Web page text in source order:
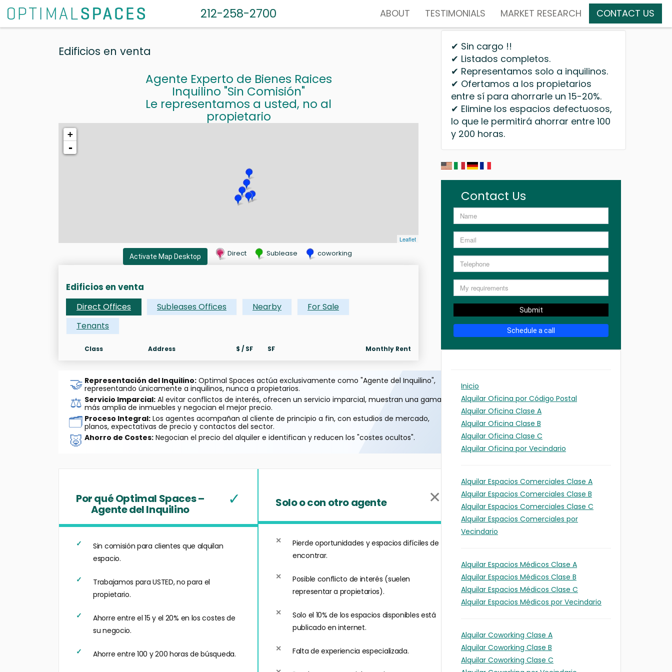
212-258-2700 ABOUT TESTIMONIALS MARKET RESEARCH CONTACT US
Edificios en venta
Agente Experto de Bienes Raices
Inquilino "Sin Comisión"
Le representamos a usted, no al
propietario
+
-
Leaflet
Activate Map Desktop Direct Sublease coworking
Edificios en venta
Direct Offices Subleases Offices Nearby
For Sale
Tenants
Class Address $ / SF SF Monthly Rent
🤝 Representación del Inquilino: Optimal Spaces actúa exclusivamente como "Agente del Inquilino",
representando únicamente a inquilinos, nunca a propietarios.
⚖️ Servicio Imparcial: Al evitar conflictos de interés, ofrecen un servicio imparcial, muestran una gama
más amplia de inmuebles y negocian el mejor precio.
🗂️ Proceso Integral: Los agentes acompañan al cliente de principio a fin, con estudios de mercado,
planos, expectativas de precio y contactos del sector.
🐷 Ahorro de Costes: Negocian el precio del alquiler e identifican y reducen los "costes ocultos".
Por qué Optimal Spaces –
Agente del Inquilino ✓
Sin comisión para clientes que alquilan
espacio.
Trabajamos para USTED, no para el
propietario.
Ahorre entre el 15 y el 20% en los costes de
su negocio.
Ahorre entre 100 y 200 horas de búsqueda.
Solo o con otro agente ✕
Pierde oportunidades y espacios difíciles de
encontrar.
Posible conflicto de interés (suelen
representar a propietarios).
Solo el 10% de los espacios disponibles está
publicado en internet.
Falta de experiencia especializada.
✔ Sin cargo !!
✔ Listados completos.
✔ Representamos solo a inquilinos.
✔ Ofertamos a los propietarios
entre sí para ahorrarle un 15-20%.
✔ Elimine los espacios defectuosos,
lo que le permitirá ahorrar entre 100
y 200 horas.
Contact Us
Submit
Schedule a call
Inicio
Alquilar Oficina por Código Postal
Alquilar Oficina Clase A
Alquilar Oficina Clase B
Alquilar Oficina Clase C
Alquilar Oficina por Vecindario
Alquilar Espacios Comerciales Clase A
Alquilar Espacios Comerciales Clase B
Alquilar Espacios Comerciales Clase C
Alquilar Espacios Comerciales por
Vecindario
Alquilar Espacios Médicos Clase A
Alquilar Espacios Médicos Clase B
Alquilar Espacios Médicos Clase C
Alquilar Espacios Médicos por Vecindario
Alquilar Coworking Clase A
Alquilar Coworking Clase B
Alquilar Coworking Clase C